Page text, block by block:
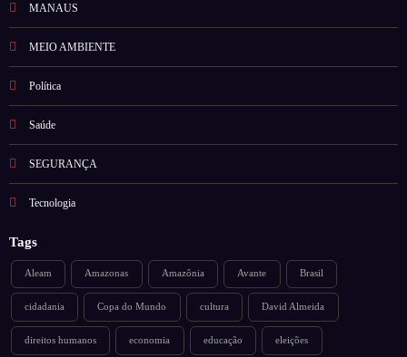
MANAUS
MEIO AMBIENTE
Política
Saúde
SEGURANÇA
Tecnologia
Tags
Aleam Amazonas Amazônia Avante Brasil
cidadania Copa do Mundo cultura David Almeida
direitos humanos economia educação eleições